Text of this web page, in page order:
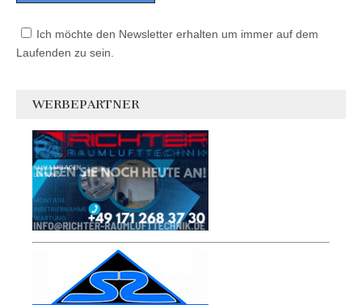
Ich möchte den Newsletter erhalten um immer auf dem
Laufenden zu sein.
WERBEPARTNER